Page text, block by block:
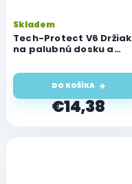
Tech-Protect V6 Držiak
na palubnú dosku a
Skladem
€14,38
DO KOŠÍKA